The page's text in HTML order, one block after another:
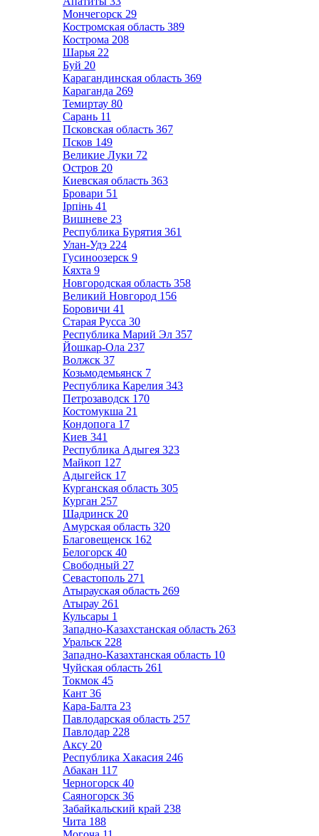
Мончегорск 29
Костромская область 389
Кострома 208
Шарья 22
Буй 20
Карагандинская область 369
Караганда 269
Темиртау 80
Сарань 11
Псковская область 367
Псков 149
Великие Луки 72
Остров 20
Киевская область 363
Бровари 51
Ірпінь 41
Вишневе 23
Республика Бурятия 361
Улан-Удэ 224
Гусиноозерск 9
Кяхта 9
Новгородская область 358
Великий Новгород 156
Боровичи 41
Старая Русса 30
Республика Марий Эл 357
Йошкар-Ола 237
Волжск 37
Козьмодемьянск 7
Республика Карелия 343
Петрозаводск 170
Костомукша 21
Кондопога 17
Киев 341
Республика Адыгея 323
Майкоп 127
Адыгейск 17
Курганская область 305
Курган 257
Шадринск 20
Амурская область 320
Благовещенск 162
Белогорск 40
Свободный 27
Севастополь 271
Атырауская область 269
Атырау 261
Кульсары 1
Западно-Казахстанская область 263
Уральск 228
Западно-Казахтанская область 10
Чуйская область 261
Токмок 45
Кант 36
Кара-Балта 23
Павлодарская область 257
Павлодар 228
Аксу 20
Республика Хакасия 246
Абакан 117
Черногорск 40
Саяногорск 36
Забайкальский край 238
Чита 188